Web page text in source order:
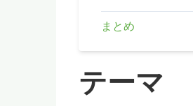
まとめ
テーマ